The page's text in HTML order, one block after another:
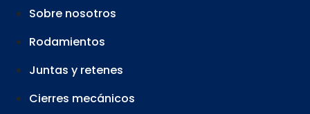
Sobre nosotros
Rodamientos
Juntas y retenes
Cierres mecánicos